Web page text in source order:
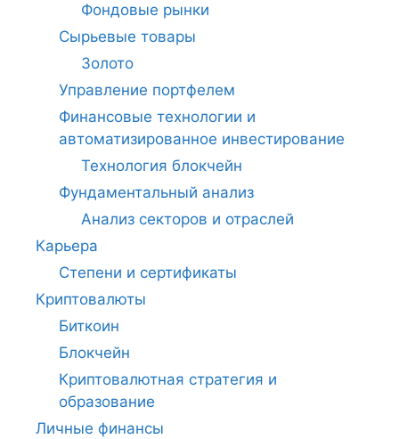
Фондовые рынки
Сырьевые товары
Золото
Управление портфелем
Финансовые технологии и
автоматизированное инвестирование
Технология блокчейн
Фундаментальный анализ
Анализ секторов и отраслей
Карьера
Степени и сертификаты
Криптовалюты
Биткоин
Блокчейн
Криптовалютная стратегия и
образование
Личные финансы